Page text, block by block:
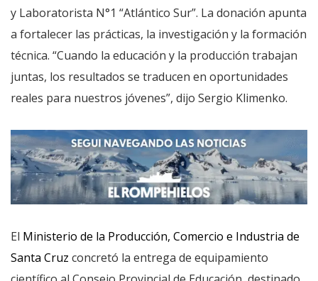
y Laboratorista N°1 “Atlántico Sur”. La donación apunta
a fortalecer las prácticas, la investigación y la formación
técnica. “Cuando la educación y la producción trabajan
juntas, los resultados se traducen en oportunidades
reales para nuestros jóvenes”, dijo Sergio Klimenko.
El Ministerio de la Producción, Comercio e Industria de
Santa Cruz concretó la entrega de equipamiento